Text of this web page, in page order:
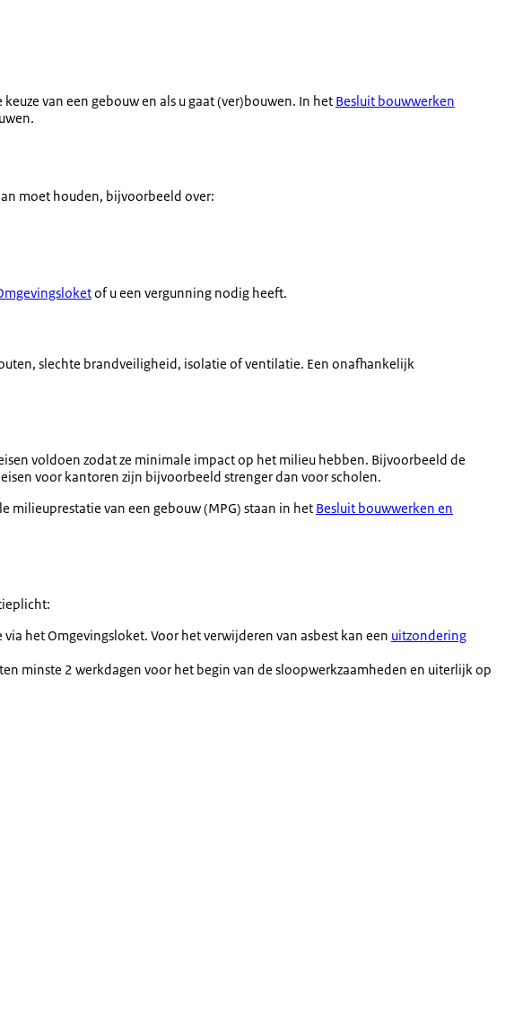
van een gebouw en als u gaat (ver)bouwen. In het Besluit bouwwerken
moet houden, bijvoorbeeld over:
of u een vergunning nodig heeft.
slechte brandveiligheid, isolatie of ventilatie. Een onafhankelijk
voldoen zodat ze minimale impact op het milieu hebben. Bijvoorbeeld de
eisen voor kantoren zijn bijvoorbeeld strenger dan voor scholen.
milieuprestatie van een gebouw (MPG) staan in het Besluit bouwwerken en
het Omgevingsloket. Voor het verwijderen van asbest kan een uitzondering
minste 2 werkdagen voor het begin van de sloopwerkzaamheden en uiterlijk op